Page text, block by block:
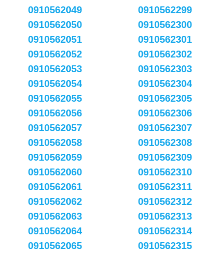
0910562049
0910562050
0910562051
0910562052
0910562053
0910562054
0910562055
0910562056
0910562057
0910562058
0910562059
0910562060
0910562061
0910562062
0910562063
0910562064
0910562065
0910562299
0910562300
0910562301
0910562302
0910562303
0910562304
0910562305
0910562306
0910562307
0910562308
0910562309
0910562310
0910562311
0910562312
0910562313
0910562314
0910562315